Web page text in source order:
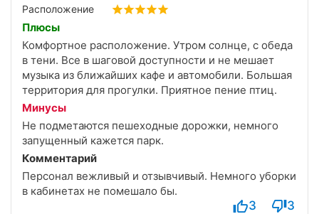
их так интересно, грамотно и с такой позитивной
энергией, что хотелось ходить каждый день. Я
даже докупила дополнительные сеансы за свой
счёт)).
Кому-то нужен активный отдых, кому-то роскошь и
развлечения, а мне именно такая тихая, душевная
атмосфера. Здесь всё совпало идеально с моим
состоянием души. Спасибо огромное всему
коллективу за заботу, тепло и эти незабываемые
осенние дни. Уже планирую вернуться, возможно,
весной ❤️
Расположение
Плюсы
Комфортное расположение. Утром солнце, с обеда
в тени. Все в шаговой доступности и не мешает
музыка из ближайших кафе и автомобили. Большая
территория для прогулки. Приятное пение птиц.
Минусы
Не подметаются пешеходные дорожки, немного
запущенный кажется парк.
Комментарий
Персонал вежливый и отзывчивый. Немного уборки
в кабинетах не помешало бы.
3 3